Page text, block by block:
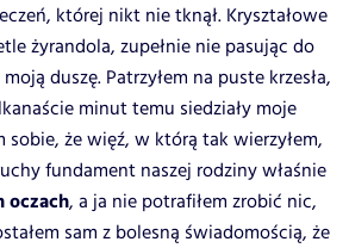
której nikt nie tknął. Kryształowe
żyrandola, zupełnie nie pasując do
duszę. Patrzyłem na puste krzesła,
minut temu siedziały moje
sobie, że więź, w którą tak wierzyłem,
fundament naszej rodziny właśnie
oczach, a ja nie potrafiłem zrobić nic,
sam z bolesną świadomością, że